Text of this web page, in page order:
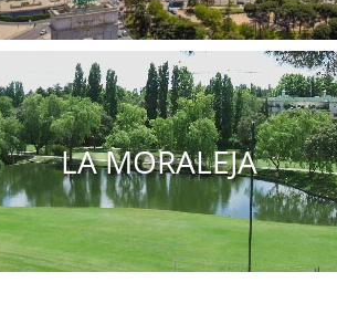
Casas en venta Moncloa - Aravaca
LA MORALEJA